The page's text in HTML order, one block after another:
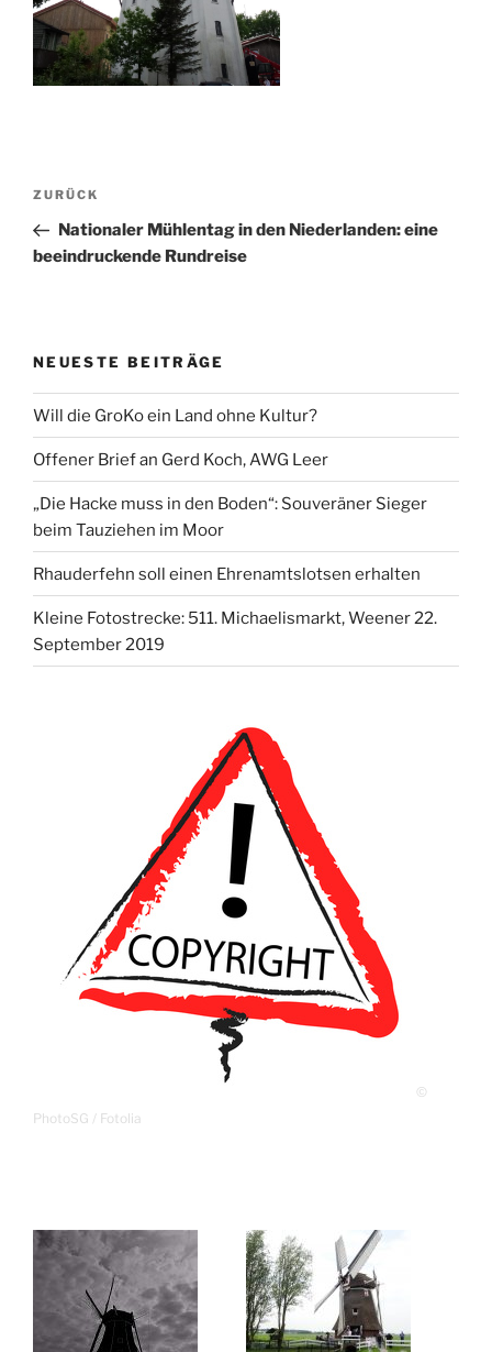
Beitragsnavigation
Vorheriger
Beitrag
ZURÜCK
Nationaler Mühlentag in den Niederlanden: eine
beeindruckende Rundreise
NEUESTE BEITRÄGE
Will die GroKo ein Land ohne Kultur?
Offener Brief an Gerd Koch, AWG Leer
„Die Hacke muss in den Boden“: Souveräner Sieger
beim Tauziehen im Moor
Rhauderfehn soll einen Ehrenamtslotsen erhalten
Kleine Fotostrecke: 511. Michaelismarkt, Weener 22.
September 2019
©
PhotoSG / Fotolia